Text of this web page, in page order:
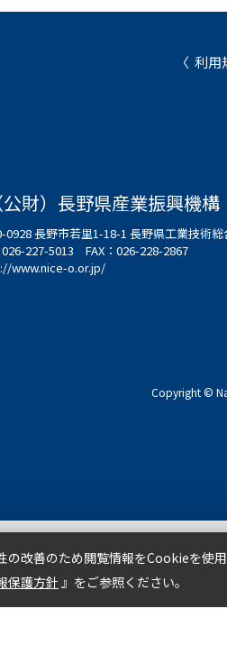
利用
財）長野県産業振興機構
0928 長野市若里1-18-1 長野県工業技術
026-227-5013 FAX：026-228-2867
www.nice-o.or.jp/
Copyright ©
の改善のため閲覧情報をCookieを使
保護方針 』をご参照ください。